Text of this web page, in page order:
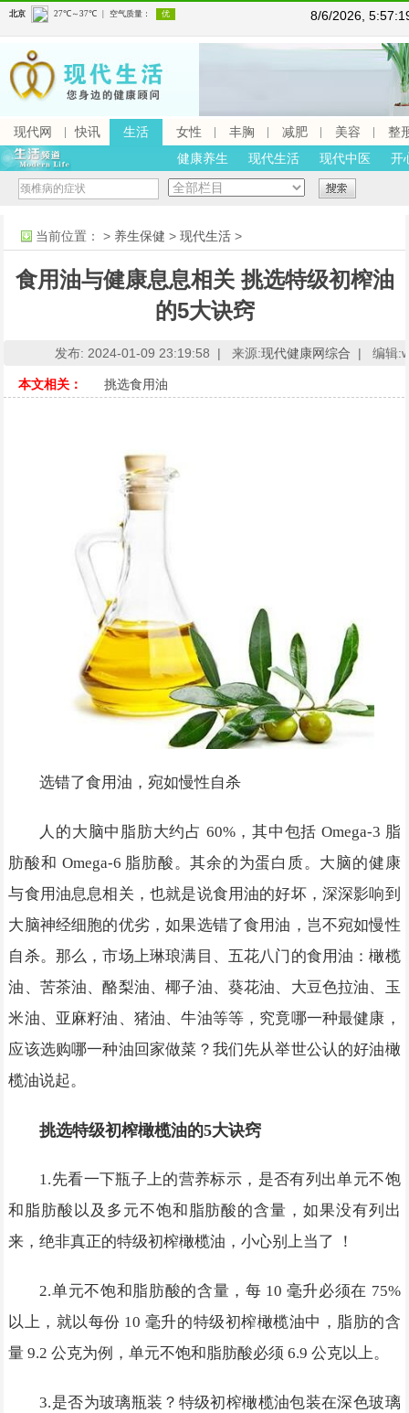
8/6/2026,
现代网 快讯 生活 女性 丰胸 减肥 美容
整
健康养生
现代生活 现代中医 开
当前位置： > 养生保健 >现代生活 >
食用油与健康息息相关 挑选特级初榨油
的5大诀窍
发布: 2024-01-09 23:19:58 | 来源:现代健康网综合 | 编辑
本文相关： 挑选食用油
选错了食用油，宛如慢性自杀
人的大脑中脂肪大约占 60%，其中包括 Omega-3 脂
肪酸和 Omega-6 脂肪酸。其余的为蛋白质。大脑的健康
与食用油息息相关，也就是说食用油的好坏，深深影响到
大脑神经细胞的优劣，如果选错了食用油，岂不宛如慢性
自杀。那么，市场上琳琅满目、五花八门的食用油：橄榄
油、苦茶油、酪梨油、椰子油、葵花油、大豆色拉油、玉
米油、亚麻籽油、猪油、牛油等等，究竟哪一种最健康，
应该选购哪一种油回家做菜？我们先从举世公认的好油橄
榄油说起。
挑选特级初榨橄榄油的5大诀窍
1.先看一下瓶子上的营养标示，是否有列出单元不饱
和脂肪酸以及多元不饱和脂肪酸的含量，如果没有列出
来，绝非真正的特级初榨橄榄油，小心别上当了 ！
2.单元不饱和脂肪酸的含量，每 10 毫升必须在 75%
以上，就以每份 10 毫升的特级初榨橄榄油中，脂肪的含
量 9.2 公克为例，单元不饱和脂肪酸必须 6.9 公克以上。
3.是否为玻璃瓶装？特级初榨橄榄油包装在深色玻璃